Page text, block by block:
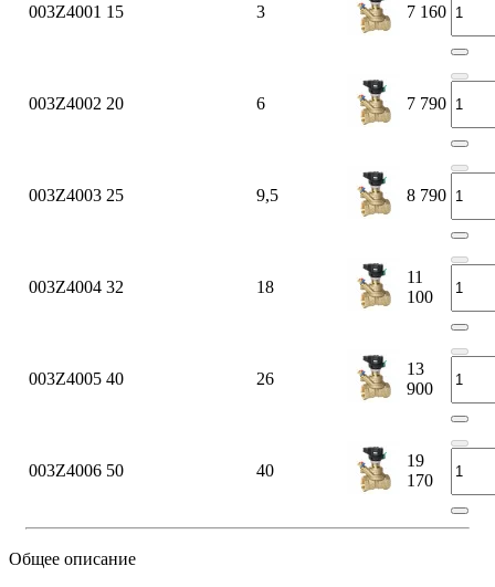
003Z4001 15 3 7 160
003Z4002 20 6 7 790
003Z4003 25 9,5 8 790
003Z4004 32 18
11
100
003Z4005 40 26
13
900
003Z4006 50 40
19
170
Общее описание